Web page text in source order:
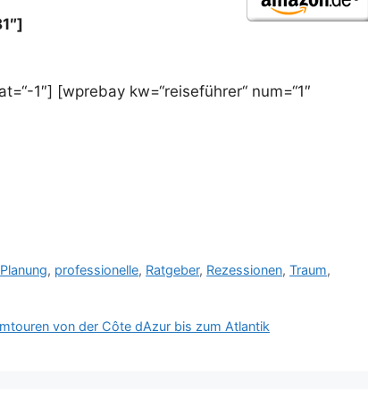
1″] [wprebay kw=“reiseführer“ num=“1″
Planung, professionelle, Ratgeber, Rezessionen,Traum,
von der Côte dAzur bis zum Atlantik